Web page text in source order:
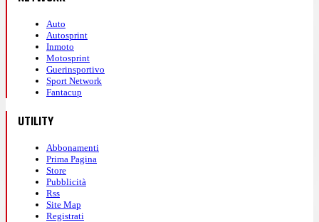
Auto
Autosprint
Inmoto
Motosprint
Guerinsportivo
Sport Network
Fantacup
UTILITY
Abbonamenti
Prima Pagina
Store
Pubblicità
Rss
Site Map
Registrati